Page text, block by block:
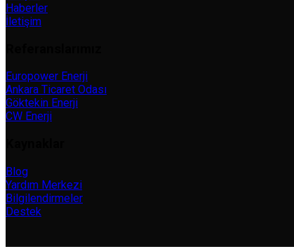
Haberler
İletişim
Europower Enerji
Ankara Ticaret Odası
Göktekin Enerji
CW Enerji
Blog
Yardım Merkezi
Bilgilendirmeler
Destek